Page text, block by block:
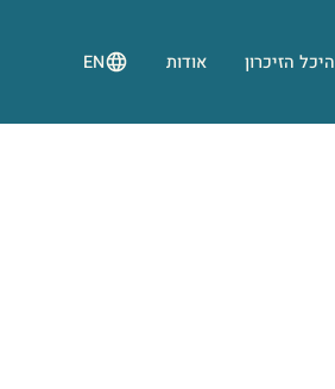
היכל הזיכרון אודות EN